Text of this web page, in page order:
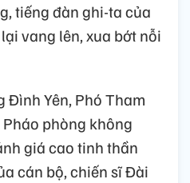
tiếng đàn ghi-ta của
vang lên, xua bớt nỗi
Đình Yên, Phó Tham
phòng không
giá cao tinh thần
cán bộ, chiến sĩ Đài